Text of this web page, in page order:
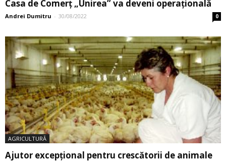
Casa de Comerţ „Unirea” va deveni operaţională
Andrei Dumitru - 30/08/2022 0
AGRICULTURĂ
Ajutor excepțional pentru crescătorii de animale